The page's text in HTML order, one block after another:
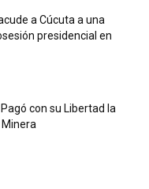
a Cúcuta a una
presidencial en
con su Libertad la